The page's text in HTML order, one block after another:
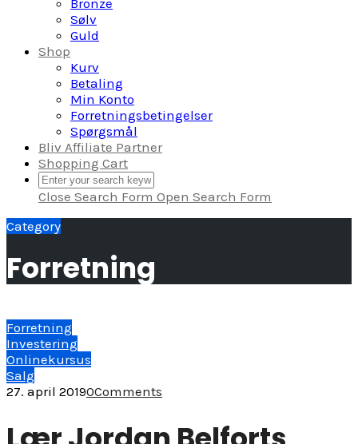
Bronze
Sølv
Guld
Shop
Kurv
Betaling
Min Konto
Forretningsbetingelser
Spørgsmål
Bliv Affiliate Partner
Shopping Cart
Close Search Form Open Search Form
Category
Forretning
Forretning
Investering
Onlinekursus
Salg
27. april 20190Comments